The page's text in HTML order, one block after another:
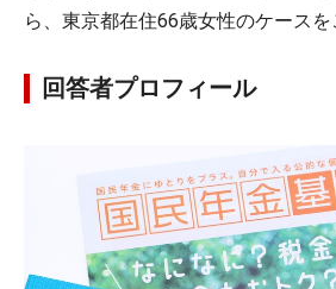
ら、東京都在住66歳女性のケースを
回答者プロフィール